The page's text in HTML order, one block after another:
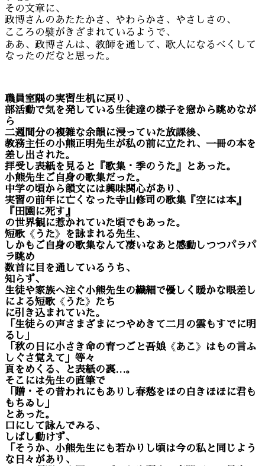
その文章に、
政博さんのあたたかさ、やわらかさ、やさしさの、
こころの襞がきざまれているようで、
ああ、政博さんは、教師を通して、歌人になるべくして
なったのだなと思った。
職員室隅の実習生机に戻り、
部活動で気を発している生徒達の様子を窓から眺めなが
ら
二週間分の複雑な余韻に浸っていた放課後、
教務主任の小熊正明先生が私の前に立たれ、一冊の本を
差し出された。
拝受し表紙を見ると『歌集・季のうた』とあった。
小熊先生ご自身の歌集だった。
中学の頃から韻文には興味関心があり、
実習の前年に亡くなった寺山修司の歌集『空には本』
『田園に死す』
の世界観に惹かれていた頃でもあった。
短歌《 うた》
を詠まれる先生、
しかもご自身の歌集なんて凄いなあと感動しつつパラパ
ラ眺め
数首に目を通しているうち、
知らず、
生徒や家族へ注ぐ小熊先生の繊細で優しく暖かな眼差し
による短歌《 うた》
たち
に引き込まれていた。
「生徒らの声さまざまにつやめきて二月の雲もすでに明
るし」
「秋の日に小さき命の育つごと吾娘《あこ》
はもの言ふ
しぐさ覚えて」等々
頁をめくる、と表紙の裏…。
そこには先生の直筆で
「贈・その昔われにもありし春愁をほの白きほほに君も
もちゐし」
とあった。
口にして詠んでみる、
しばし動けず、
「そうか、小熊先生にも若かりし頃は今の私と同じよう
な日々があり、